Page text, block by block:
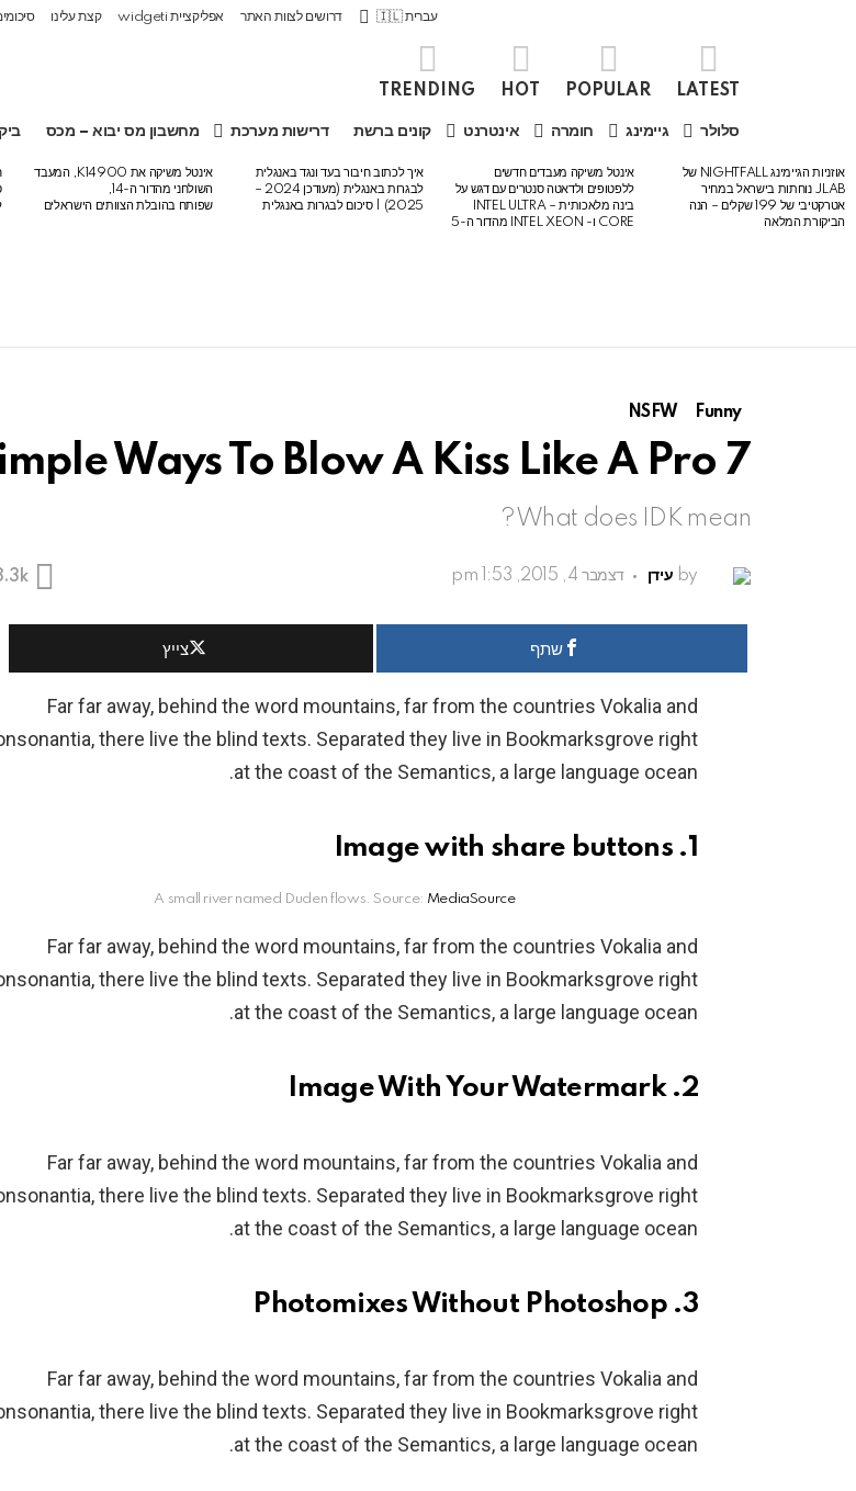
עברית 🇮🇱 דרושים לצוות האתר אפליקציית widgeti קצת עלינו
LATEST
POPULAR
HOT
TRENDING
סלולר גיימינג חומרה אינטרנט קונים ברשת דרישות מערכת מחשבון מס יבוא – מכס
LATEST
STORIES
אוזניות הגיימינג NIGHTFALL של
JLAB נוחתות בישראל במחיר
אטרקטיבי של 199 שקלים – הנה
הביקורת המלאה
אינטל משיקה מעבדים חדשים
ללפטופים ולדאטה סנטרים עם דגש על
בינה מלאכותית – INTEL ULTRA
CORE ו- INTEL XEON מהדור ה-5
איך לכתוב חיבור בעד ונגד באנגלית
לבגרות באנגלית (מעודכן 2024 –
2025) | סיכום לבגרות באנגלית
אינטל משיקה את K14900, המעבד
השולחני מהדור ה-14,
שפותח בהובלת הצוותים הישראלים
Funny
NSFW
7 Simple Ways To Blow A Kiss Like A Pro
What does IDK mean?
by עידן דצמבר 4, 2015, 1:53 pm
שתף צייץ
Far far away, behind the word mountains, far from the countries Vokalia and
there live the blind texts. Separated they live in Bookmarksgrove right
at the coast of the Semantics, a large language ocean.
1. Image with share buttons
A small river named Duden flows. Source: MediaSource
Far far away, behind the word mountains, far from the countries Vokalia and
there live the blind texts. Separated they live in Bookmarksgrove right
at the coast of the Semantics, a large language ocean.
2. Image With Your Watermark
Far far away, behind the word mountains, far from the countries Vokalia and
there live the blind texts. Separated they live in Bookmarksgrove right
at the coast of the Semantics, a large language ocean.
3. Photomixes Without Photoshop
Far far away, behind the word mountains, far from the countries Vokalia and
there live the blind texts. Separated they live in Bookmarksgrove right
at the coast of the Semantics, a large language ocean.